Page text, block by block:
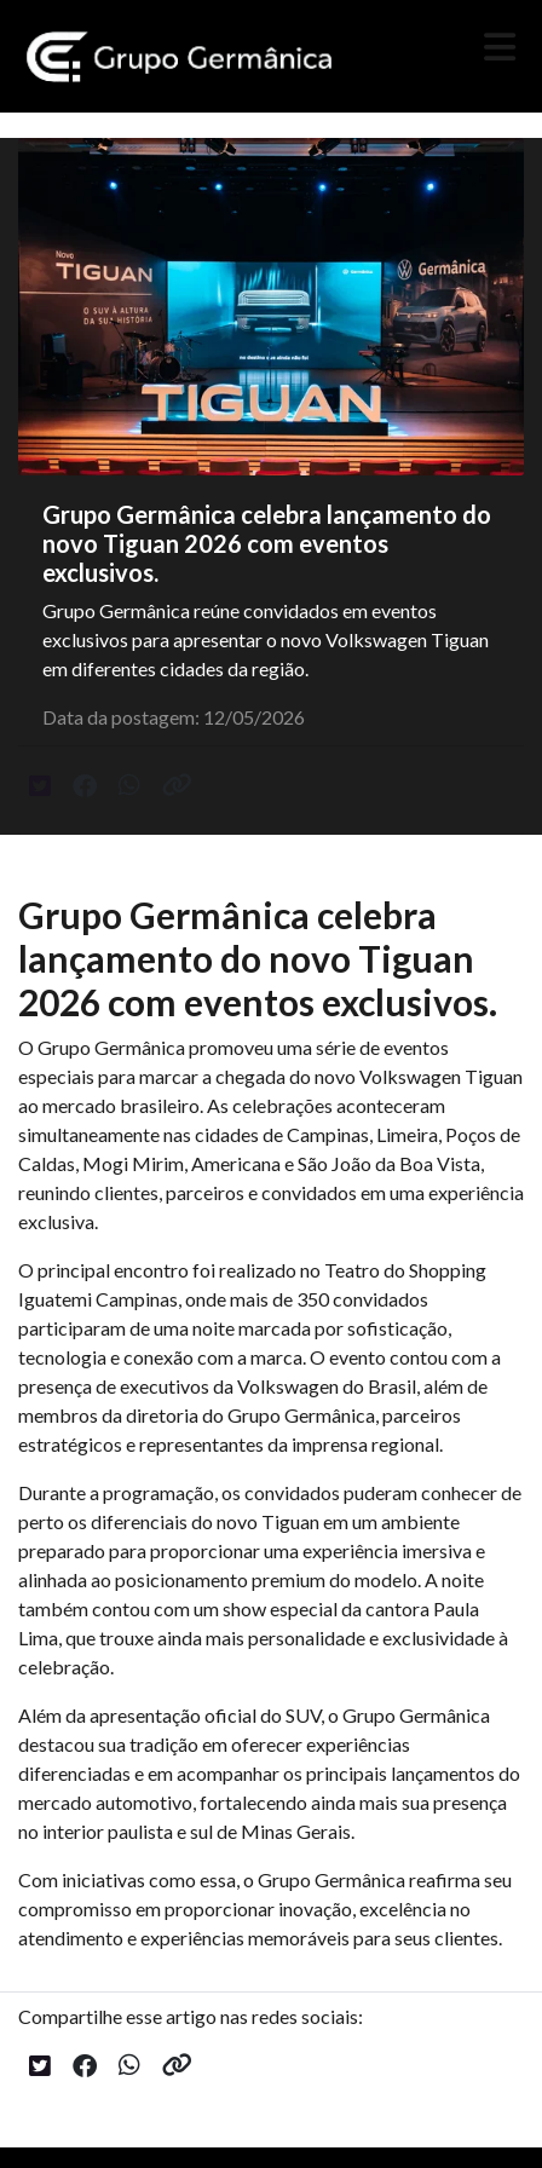
Grupo Germânica celebra lançamento do
novo Tiguan 2026 com eventos
exclusivos.
Grupo Germânica reúne convidados em eventos
exclusivos para apresentar o novo Volkswagen Tiguan
em diferentes cidades da região.
Data da postagem: 12/05/2026
Grupo Germânica celebra
lançamento do novo Tiguan
2026 com eventos exclusivos.
O Grupo Germânica promoveu uma série de eventos
especiais para marcar a chegada do novo Volkswagen Tiguan
ao mercado brasileiro. As celebrações aconteceram
simultaneamente nas cidades de Campinas, Limeira, Poços de
Caldas, Mogi Mirim, Americana e São João da Boa Vista,
reunindo clientes, parceiros e convidados em uma experiência
exclusiva.
O principal encontro foi realizado no Teatro do Shopping
Iguatemi Campinas, onde mais de 350 convidados
participaram de uma noite marcada por sofisticação,
tecnologia e conexão com a marca. O evento contou com a
presença de executivos da Volkswagen do Brasil, além de
membros da diretoria do Grupo Germânica, parceiros
estratégicos e representantes da imprensa regional.
Durante a programação, os convidados puderam conhecer de
perto os diferenciais do novo Tiguan em um ambiente
preparado para proporcionar uma experiência imersiva e
alinhada ao posicionamento premium do modelo. A noite
também contou com um show especial da cantora Paula
Lima, que trouxe ainda mais personalidade e exclusividade à
celebração.
Além da apresentação oficial do SUV, o Grupo Germânica
destacou sua tradição em oferecer experiências
diferenciadas e em acompanhar os principais lançamentos do
mercado automotivo, fortalecendo ainda mais sua presença
no interior paulista e sul de Minas Gerais.
Com iniciativas como essa, o Grupo Germânica reafirma seu
compromisso em proporcionar inovação, excelência no
atendimento e experiências memoráveis para seus clientes.
Compartilhe esse artigo nas redes sociais: